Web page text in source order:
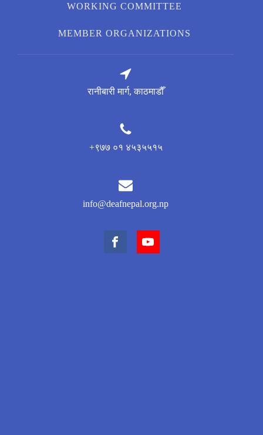
WORKING COMMITTEE
MEMBER ORGANIZATIONS
रानीबारी मार्ग, काठमाडौँ
+९७७ ०१ ४५३५५१५
info@deafnepal.org.np